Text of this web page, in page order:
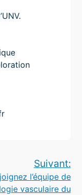
Suivant:
l’équipe de
vasculaire du